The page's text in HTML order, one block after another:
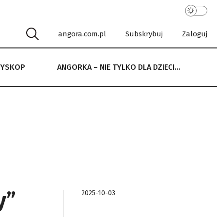
angora.com.pl Subskrybuj Zaloguj
ANGORKA – NIE TYLKO DLA DZIECI…
NIE TYLKO DLA DZIECI…
2025-10-03